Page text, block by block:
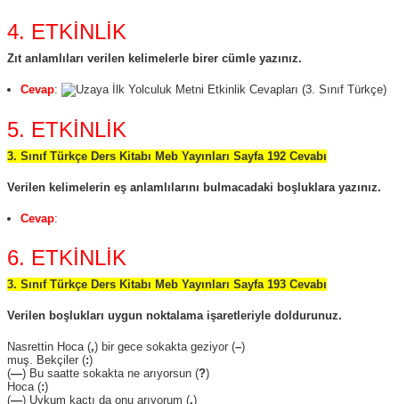
4. ETKİNLİK
Zıt anlamlıları verilen kelimelerle birer cümle yazınız.
Cevap:
5. ETKİNLİK
3. Sınıf Türkçe Ders Kitabı Meb Yayınları Sayfa 192 Cevabı
Verilen kelimelerin eş anlamlılarını bulmacadaki boşluklara yazınız.
Cevap:
6. ETKİNLİK
3. Sınıf Türkçe Ders Kitabı Meb Yayınları Sayfa 193 Cevabı
Verilen boşlukları uygun noktalama işaretleriyle doldurunuz.
Nasrettin Hoca (,) bir gece sokakta geziyor (–)
muş. Bekçiler (:)
(—) Bu saatte sokakta ne arıyorsun (?)
Hoca (:)
(—) Uykum kaçtı da onu arıyorum (.)